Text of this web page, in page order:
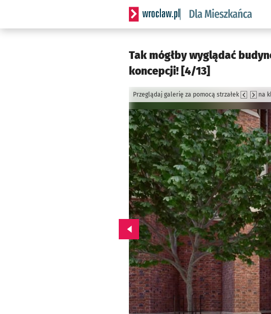
Serwis informacyjny wroclaw.pl
Tak mógłby wyglądać
koncepcji! [4/13]
Przeglądaj galerię za pomocą strzałek na
Przejdź do poprzedniego zdjęcia.